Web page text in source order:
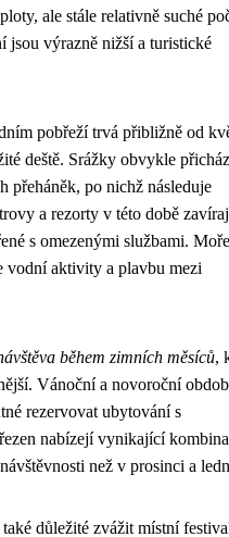
ale stále relativně suché
jsou výrazně nižší a turistické
pobřeží trvá přibližně od
deště. Srážky obvykle
přeháněk, po nichž následuje
a rezorty v této době
s omezenými službami. Moře
vodní aktivity a plavbu mezi
během zimních měsíců,
Vánoční a novoroční
rezervovat ubytování s
nabízejí vynikající
než v prosinci a
důležité zvážit místní